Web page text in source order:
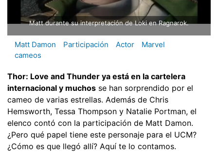
Matt durante su interpretación de Loki en Ragnarok.
Matt Damon Participación Actor
Marvel
cameos
Thor: Love and Thunder ya está en la cartelera
internacional y muchos se han sorprendido por el
cameo de varias estrellas. Además de Chris
Hemsworth, Tessa Thompson y Natalie Portman, el
elenco contó con la participación de Matt Damon.
¿Pero qué papel tiene este personaje para el UCM?
¿Cómo es que llegó allí? Aquí te lo contamos.